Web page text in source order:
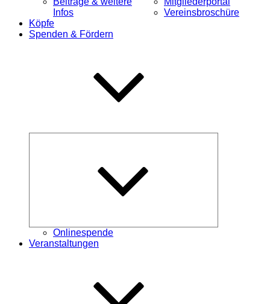
Infos
Vereinsbroschüre
Köpfe
Spenden & Fördern
Onlinespende
Veranstaltungen